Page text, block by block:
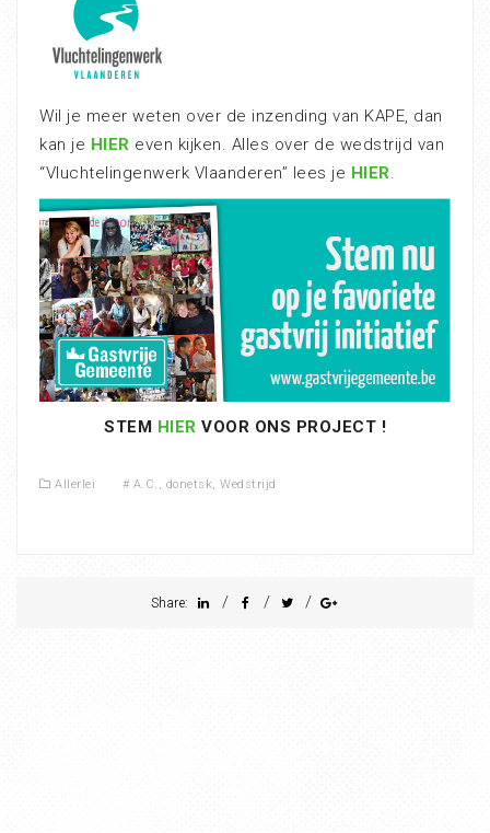
Wil je meer weten over de inzending van KAPE, dan
kan je HIER even kijken. Alles over de wedstrijd van
“Vluchtelingenwerk Vlaanderen” lees je HIER.
STEM HIER VOOR ONS PROJECT !
Allerlei # A.C. donetsk Wedstrijd
Share: / / /